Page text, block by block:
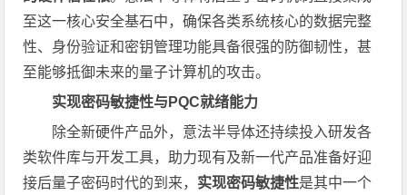
至这一核心安全基石中，确保各类系统核心的数据完整
性、身份验证和密钥管理功能具备很强的防御韧性，甚
至能够抵御未来的量子计算机的攻击。
实现密码敏捷性与PQC就绪能力
除全新硬件产品外，意法半导体还持续投入研发各
类软件库与开发工具，助力现有及新一代产品准备好迎
接后量子密码时代的到来， 实现密码敏捷性是其中一个